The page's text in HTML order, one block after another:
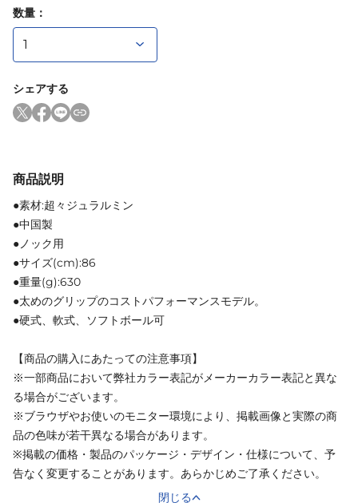
数量：
シェアする
商品説明
●素材:超々ジュラルミン
●中国製
●ノック用
●サイズ(cm):86
●重量(g):630
●太めのグリップのコストパフォーマンスモデル。
●硬式、軟式、ソフトボール可
【商品の購入にあたっての注意事項】
※一部商品において弊社カラー表記がメーカーカラー表記と異な
る場合がございます。
※ブラウザやお使いのモニター環境により、掲載画像と実際の商
品の色味が若干異なる場合があります。
※掲載の価格・製品のパッケージ・デザイン・仕様について、予
告なく変更することがあります。あらかじめご了承ください。
閉じる